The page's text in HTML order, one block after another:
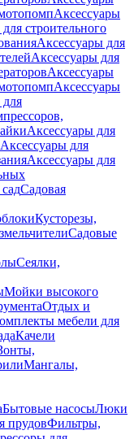
Аксессуары
строительного
Аксессуары для
Аксессуары для
Аксессуары
Аксессуары
для
Аксессуары для
Аксессуары для
Аксессуары для
Садовая
Кусторезы,
Садовые
Сеялки,
Мойки высокого
Отдых и
мебели для
Качели
Мангалы,
Бытовые насосыЛюки
прудовФильтры,